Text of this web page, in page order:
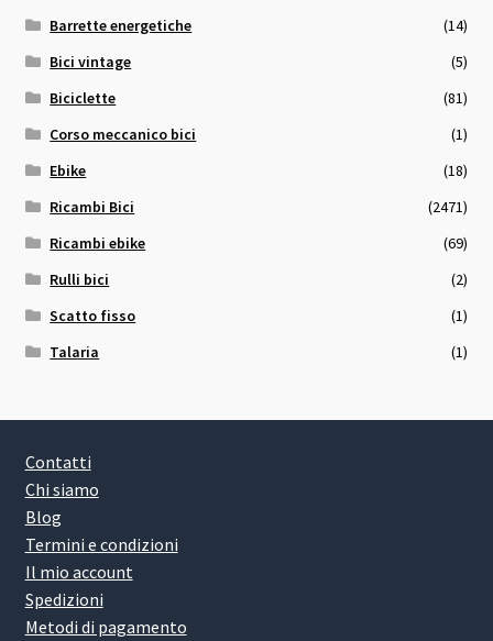
Barrette energetiche
(14)
Bici vintage
(5)
Biciclette
(81)
Corso meccanico bici
(1)
Ebike
(18)
Ricambi Bici
(2471)
Ricambi ebike
(69)
Rulli bici
(2)
Scatto fisso
(1)
Talaria
(1)
Contatti
Chi siamo
Blog
Termini e condizioni
Il mio account
Spedizioni
Metodi di pagamento